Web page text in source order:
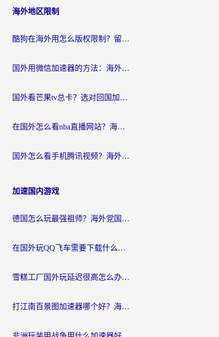
海外地区限制
酷狗在海外用怎么版权限制？留学生亲测：3步解决听国内音乐难题
国外用微信加速器的方法：海外党无缝连接国内生活的实用指南
国外看芒果tv总卡？选对回国加速器，轻松追《浪姐》不费劲
在国外怎么看nba直播网站？海外党专属体育观赛指南，告别地区限制！
国外怎么看手机腾讯视频？海外党亲测有效的追剧加速器选择指南
加速国内游戏
德国怎么玩最强祖师？海外党国服游戏加速器选择全攻略（附宝可梦Online实测）
在国外玩QQ飞车需要下载什么加速器呢？海外党亲测有效的国服游戏加速指南
雪糕工厂国外玩延迟很高怎么办？海外玩家国服游戏加速终极攻略（附实测推荐）
打江南百景图加速器哪个好？海外党踩坑N次后，终于找到不卡的秘诀